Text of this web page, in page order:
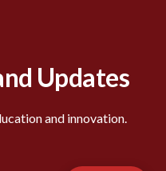
Updates
and innovation.